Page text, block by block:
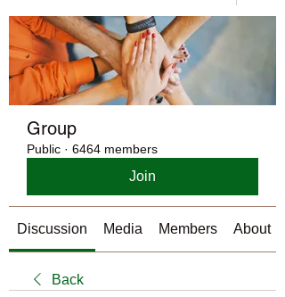
Group
Public · 6464 members
Join
Discussion Media Members About
Back